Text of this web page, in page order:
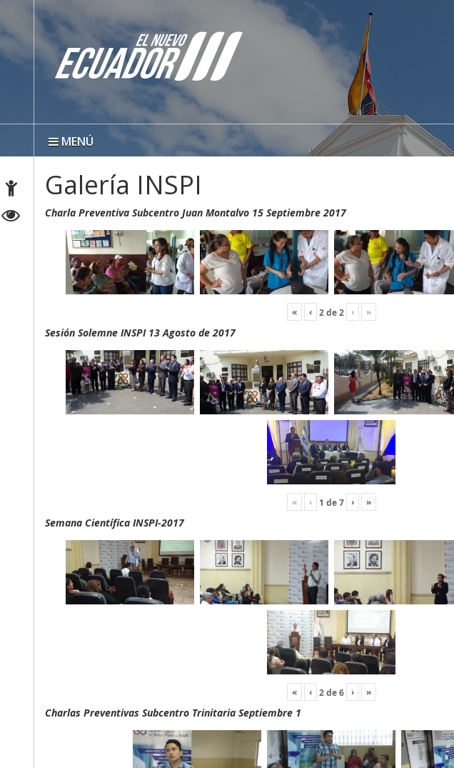
MENÚ
Galería INSPI
Charla Preventiva Subcentro Juan Montalvo 15 Septiembre 2017
« ‹ 2de2 › »
Sesión Solemne INSPI 13 Agosto de 2017
« ‹ 1 de7 › »
Semana Científica INSPI-2017
« ‹ 2de6 › »
Charlas Preventivas Subcentro Trinitaria Septiembre 1